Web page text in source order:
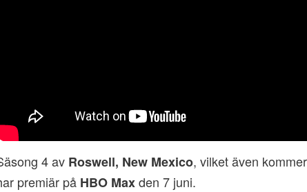
4 av Roswell, New Mexico, vilket även
premiär på HBO Maxden 7 juni.